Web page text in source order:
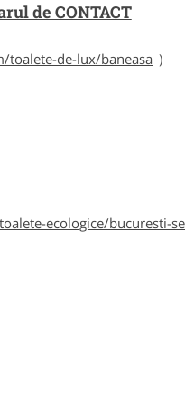
de CONTACT
toalete-de-lux/baneasa )
ecologice/bucuresti-